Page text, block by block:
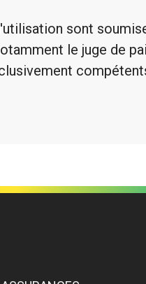
sont
le juge de